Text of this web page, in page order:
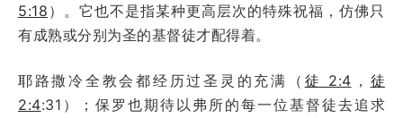
5:18 ）。它也不是指某种更高层次的特殊祝福，仿佛只
有成熟或分别为圣的基督徒才配得着。
耶路撒冷全教会都经历过圣灵的充满（ 徒 2:4 ， 徒
2:4:31）；保罗也期待以弗所的每一位基督徒去追求